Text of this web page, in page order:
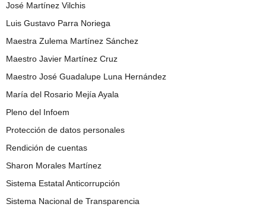
José Martínez Vilchis
Luis Gustavo Parra Noriega
Maestra Zulema Martínez Sánchez
Maestro Javier Martínez Cruz
Maestro José Guadalupe Luna Hernández
María del Rosario Mejía Ayala
Pleno del Infoem
Protección de datos personales
Rendición de cuentas
Sharon Morales Martínez
Sistema Estatal Anticorrupción
Sistema Nacional de Transparencia